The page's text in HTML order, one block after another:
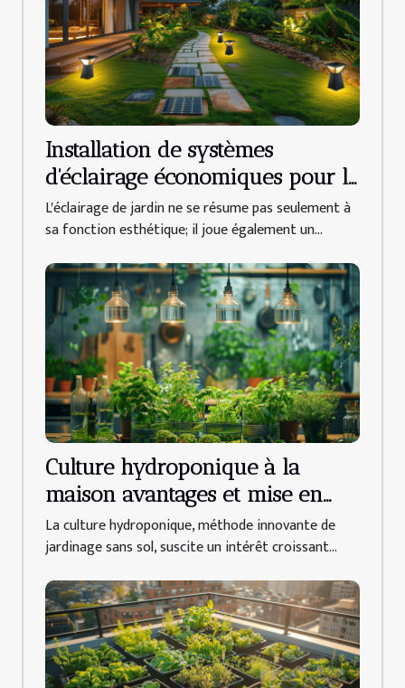
Installation de systèmes
d'éclairage économiques pour le
jardin alternatives et bénéfices
L'éclairage de jardin ne se résume pas seulement à
sa fonction esthétique; il joue également un...
Culture hydroponique à la
maison avantages et mise en
place
La culture hydroponique, méthode innovante de
jardinage sans sol, suscite un intérêt croissant...